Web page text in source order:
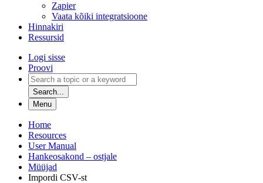
Zapier
Vaata kõiki integratsioone
Hinnakiri
Ressursid
Logi sisse
Proovi
Search...
Menu
Home
Resources
User Manual
Hankeosakond – ostjale
Müüjad
Impordi CSV-st